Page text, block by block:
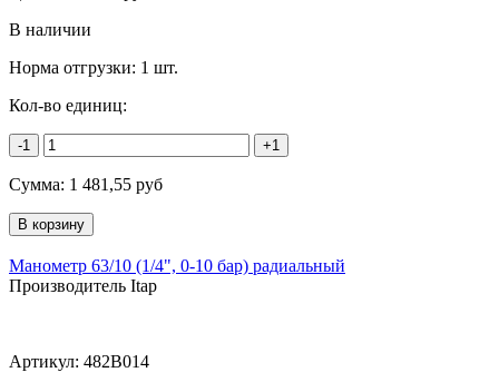
В наличии
Норма отгрузки: 1 шт.
Кол-во единиц:
-1 +1
Сумма: 1 481,55 руб
Манометр 63/10 (1/4", 0-10 бар) радиальный
Производитель Itap
Артикул: 482B014